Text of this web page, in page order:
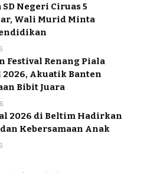
Negeri Ciruas 5
Wali Murid Minta
Festival Renang Piala
Akuatik Banten
Bibit Juara
2026 di Beltim Hadirkan
Kebersamaan Anak